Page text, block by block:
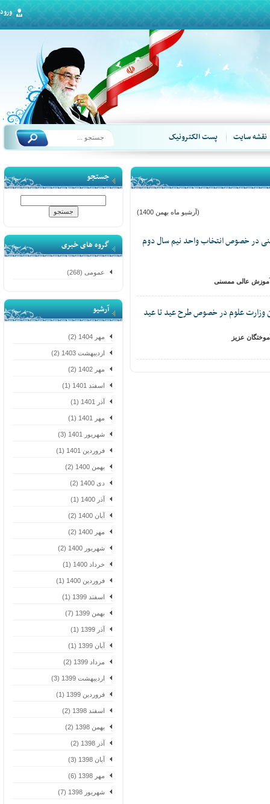
ورود
سایت پست الکترونیک
جستجو
گروه های خبری
عمومی (268)
آرشیو
مهر 1404 (2)
اردیبهشت 1403 (2)
مهر 1402 (2)
اسفند 1401 (1)
آذر 1401 (1)
مهر 1401 (1)
شهریور 1401 (3)
فروردین 1401 (1)
بهمن 1400 (2)
دی 1400 (2)
آذر 1400 (1)
آبان 1400 (2)
مهر 1400 (2)
شهریور 1400 (2)
خرداد 1400 (1)
فروردین 1400 (1)
اسفند 1399 (1)
بهمن 1399 (7)
آذر 1399 (1)
آبان 1399 (1)
مرداد 1399 (2)
اردیبهشت 1399 (3)
فروردین 1399 (1)
اسفند 1398 (2)
بهمن 1398 (2)
آذر 1398 (2)
آبان 1398 (3)
مهر 1398 (6)
شهریور 1398 (7)
(آرشیو ماه بهمن 1400)
در خصوص انتخاب واحد نیم سال دوم
عالی ممسنی
علوم در خصوص طرح عید تا عید
عزیز